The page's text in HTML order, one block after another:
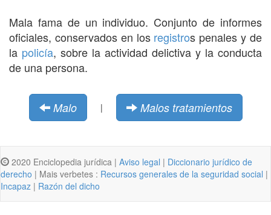
Mala fama de un individuo. Conjunto de informes
oficiales, conservados en los registros penales y de
la policía, sobre la actividad delictiva y la conducta
de una persona.
Malo | Malos tratamientos
2020 Enciclopedia jurídica | Aviso legal | Diccionario jurídico de
derecho | Mais verbetes : Recursos generales de la seguridad social |
Incapaz | Razón del dicho